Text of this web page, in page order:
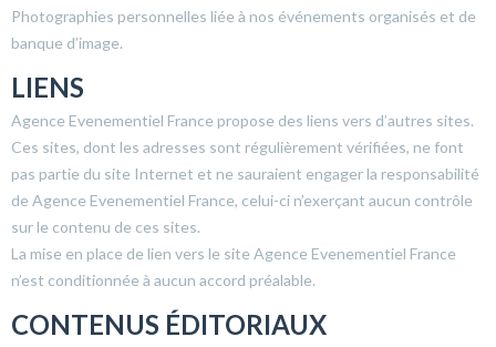
Photographies personnelles liée à nos événements organisés et de
banque d’image.
LIENS
Agence Evenementiel France propose des liens vers d’autres sites.
Ces sites, dont les adresses sont régulièrement vérifiées, ne font
pas partie du site Internet et ne sauraient engager la responsabilité
de Agence Evenementiel France, celui-ci n’exerçant aucun contrôle
sur le contenu de ces sites.
La mise en place de lien vers le site Agence Evenementiel France
n’est conditionnée à aucun accord préalable.
CONTENUS ÉDITORIAUX